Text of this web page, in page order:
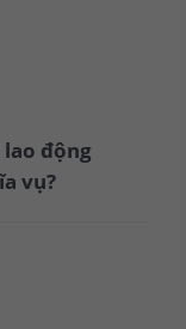
lao động
vụ?